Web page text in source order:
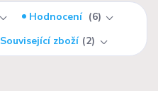
Hodnocení
6
Související zboží 2